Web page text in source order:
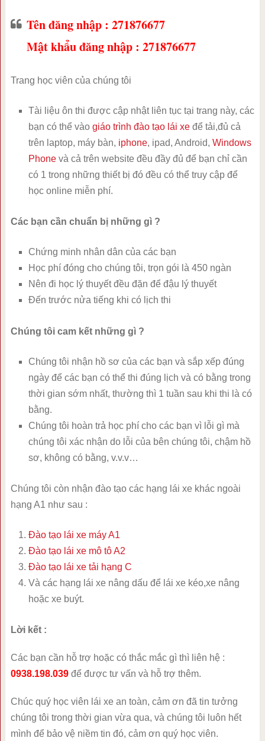
Tên đăng nhập : 271876677
Mật khẩu đăng nhập : 271876677
Trang học viên của chúng tôi
Tài liệu ôn thi được cập nhật liên tục tại trang này, các
bạn có thể vào giáo trình đào tạo lái xeđể tải,đủ cả
trên laptop, máy bàn, iphone, ipad, Android, Windows
Phonevà cả trên website đều đầy đủ để bạn chỉ cần
có 1 trong những thiết bị đó đều có thể truy cập để
học online miễn phí.
Các bạn cần chuẩn bị những gì ?
Chứng minh nhân dân của các bạn
Học phí đóng cho chúng tôi, trọn gói là 450 ngàn
Nên đi học lý thuyết đều đặn để đậu lý thuyết
Đến trước nửa tiếng khi có lịch thi
Chúng tôi cam kết những gì ?
Chúng tôi nhận hồ sơ của các bạn và sắp xếp đúng
ngày để các bạn có thể thi đúng lịch và có bằng trong
thời gian sớm nhất, thường thì 1 tuần sau khi thi là có
bằng.
Chúng tôi hoàn trả học phí cho các bạn vì lỗi gì mà
chúng tôi xác nhận do lỗi của bên chúng tôi, chậm hồ
sơ, không có bằng, v.v.v…
Chúng tôi còn nhận đào tạo các hạng lái xe khác ngoài
hạng A1 như sau :
Đào tạo lái xe máy A1
Đào tạo lái xe mô tô A2
Đào tạo lái xe tải hạng C
Và các hạng lái xe nâng dấu để lái xe kéo,xe nâng
hoặc xe buýt.
Lời kết :
Các bạn cần hỗ trợ hoặc có thắc mắc gì thì liên hệ :
0938.198.039để được tư vấn và hỗ trợ thêm.
Chúc quý học viên lái xe an toàn, cảm ơn đã tin tưởng
chúng tôi trong thời gian vừa qua, và chúng tôi luôn hết
mình để bảo vệ niềm tin đó, cảm ơn quý học viên.